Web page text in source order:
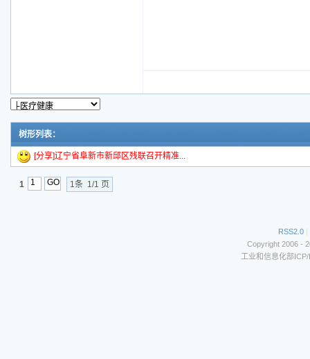
树形列表：
[分享]辽宁省阜新市新邱区残联召开精准...
1 1条 1/1 页
RSS2.0 |
Copyright 2006 -
工业和信息化部